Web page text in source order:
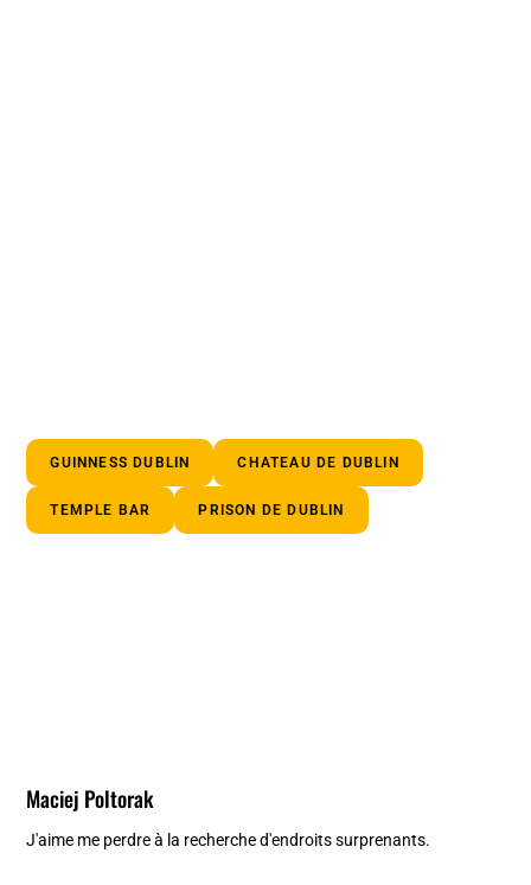
GUINNESS DUBLIN CHATEAU DE DUBLIN
TEMPLE BAR PRISON DE DUBLIN
Maciej Poltorak
J'aime me perdre à la recherche d'endroits surprenants.